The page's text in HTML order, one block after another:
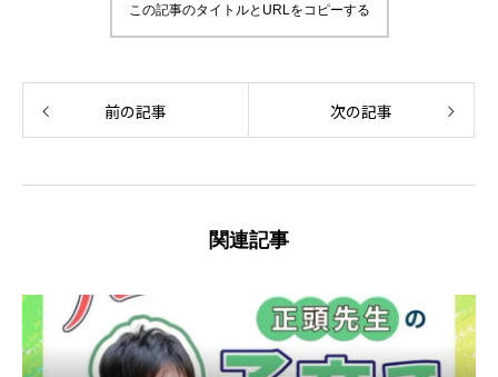
この記事のタイトルとURLをコピーする
前の記事 次の記事
関連記事